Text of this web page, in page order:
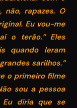
não, rapazes. O
Eu vou-me
o terão.” Eles
quando leram
sarilhos.”
o primeiro filme
sou a pessoa
Eu diria que se